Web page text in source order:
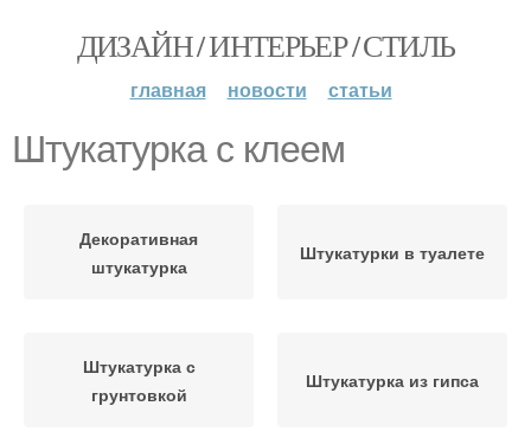
ДИЗАЙН / ИНТЕРЬЕР / СТИЛЬ
главная новости статьи
Штукатурка с клеем
Декоративная
штукатурка
Штукатурки в туалете
Штукатурка с
грунтовкой
Штукатурка из гипса